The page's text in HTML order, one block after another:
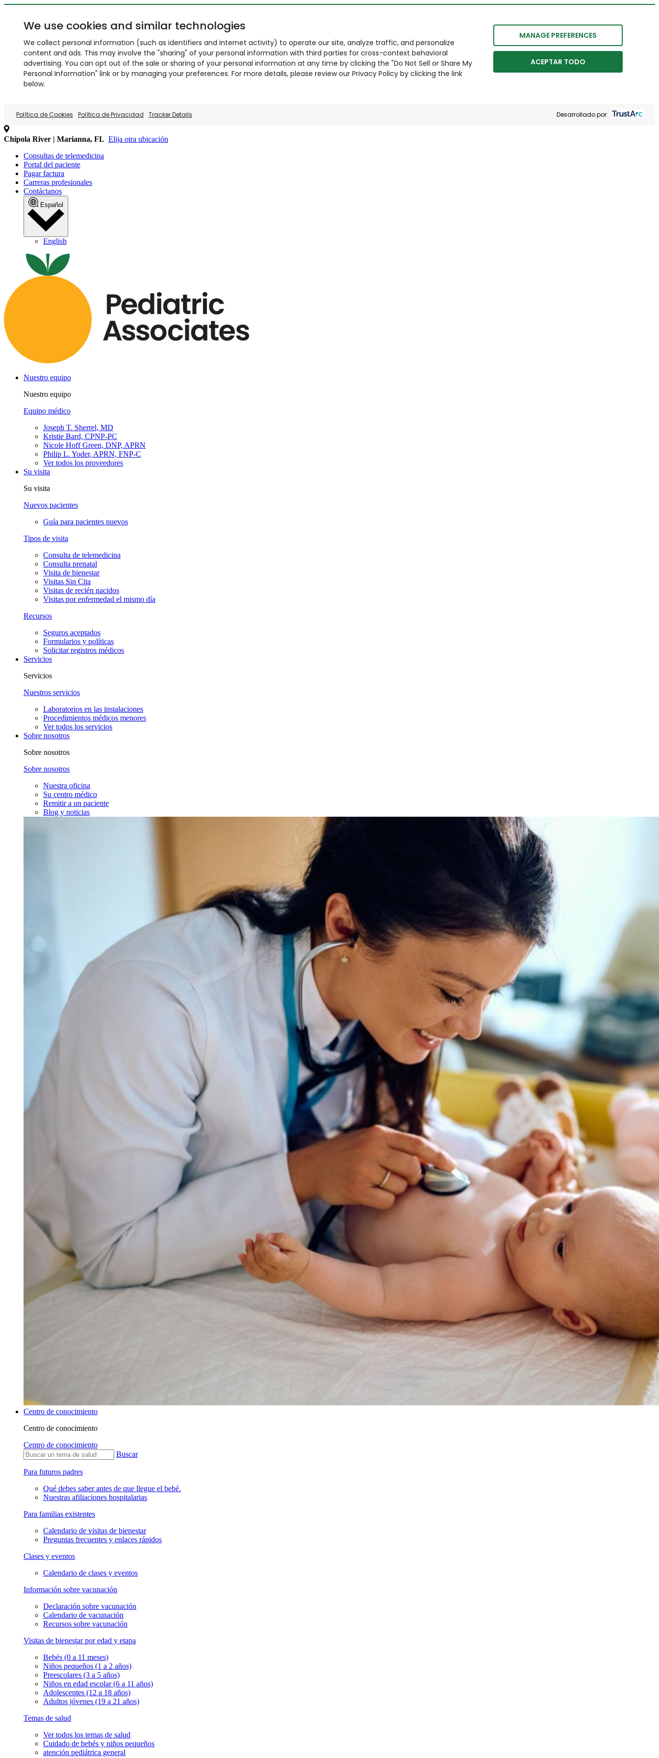
We use cookies and similar technologies
We collect personal information (such as identifiers and internet activity) to operate our site, analyze traffic, and personalize
content and ads. This may involve the "sharing" of your personal information with third parties for cross-context behavioral
advertising. You can opt out of the sale or sharing of your personal information at any time by clicking the "Do Not Sell or Share My
Personal Information" link or by managing your preferences. For more details, please review our Privacy Policy by clicking the link
below.
MANAGE PREFERENCES
ACEPTAR TODO
Política de Cookies Política de Privacidad Tracker Details Desarrollado por:
Chipola River | Marianna, FL Elija otra ubicación
Consultas de telemedicina
Portal del paciente
Pagar factura
Carreras profesionales
Contáctanos
Español
English
Nuestro equipo
Nuestro equipo
Equipo médico
Joseph T. Sherrel, MD
Kristie Bard, CPNP-PC
Nicole Hoff Green, DNP, APRN
Philip L. Yoder, APRN, FNP-C
Ver todos los proveedores
Su visita
Su visita
Nuevos pacientes
Guía para pacientes nuevos
Tipos de visita
Consulta de telemedicina
Consulta prenatal
Visita de bienestar
Visitas Sin Cita
Visitas de recién nacidos
Visitas por enfermedad el mismo día
Recursos
Seguros aceptados
Formularios y políticas
Solicitar registros médicos
Servicios
Servicios
Nuestros servicios
Laboratorios en las instalaciones
Procedimientos médicos menores
Ver todos los servicios
Sobre nosotros
Sobre nosotros
Sobre nosotros
Nuestra oficina
Su centro médico
Remitir a un paciente
Blog y noticias
Centro de conocimiento
Centro de conocimiento
Centro de conocimiento
Buscar
Para futuros padres
Qué debes saber antes de que llegue el bebé.
Nuestras afiliaciones hospitalarias
Para familias existentes
Calendario de visitas de bienestar
Preguntas frecuentes y enlaces rápidos
Clases y eventos
Calendario de clases y eventos
Información sobre vacunación
Declaración sobre vacunación
Calendario de vacunación
Recursos sobre vacunación
Visitas de bienestar por edad y etapa
Bebés (0 a 11 meses)
Niños pequeños (1 a 2 años)
Preescolares (3 a 5 años)
Niños en edad escolar (6 a 11 años)
Adolescentes (12 a 18 años)
Adultos jóvenes (19 a 21 años)
Temas de salud
Ver todos los temas de salud
Cuidado de bebés y niños pequeños
atención pediátrica general